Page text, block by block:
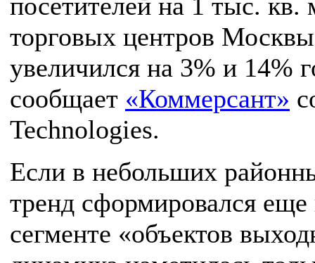
посетителей на 1 тыс.
торговых центров
увеличился на 3% и 14%
сообщает «Коммерсант»
Technologies.
Если в небольших
тренд сформировался еще
сегменте «объектов